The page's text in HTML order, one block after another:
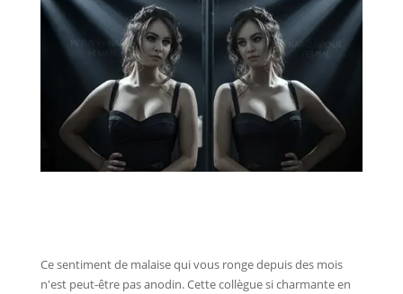
Ce sentiment de malaise qui vous ronge depuis des mois
n'est peut-être pas anodin. Cette collègue si charmante en